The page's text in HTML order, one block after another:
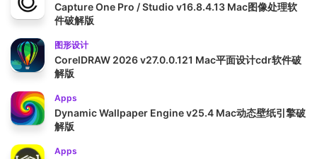
Capture One Pro / Studio v16.8.4.13 Mac图像处理软
件破解版
图形设计
CorelDRAW 2026 v27.0.0.121 Mac平面设计cdr软件破
解版
Apps
Dynamic Wallpaper Engine v25.4 Mac动态壁纸引擎破
解版
Apps